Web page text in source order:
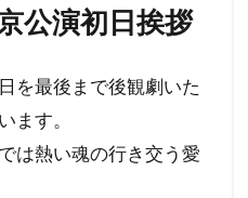
公演初日挨拶
を最後まで後観劇いた
ます。
は熱い魂の行き交う愛